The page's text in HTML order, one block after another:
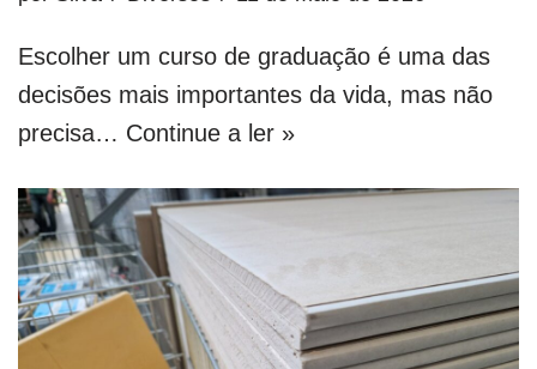
Escolher um curso de graduação é uma das
decisões mais importantes da vida, mas não
precisa… Continue a ler »